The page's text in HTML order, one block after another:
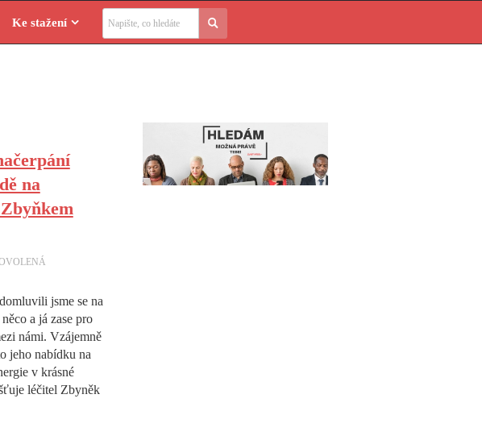
Ke stažení Vyhledávání
na
jsme se na
a já zase pro
námi. Vzájemně
jeho nabídku na
v krásné
léčitel Zbyněk